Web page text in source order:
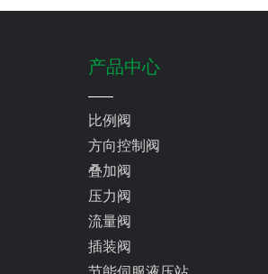
产品中心
比例阀
方向控制阀
叠加阀
压力阀
流量阀
插装阀